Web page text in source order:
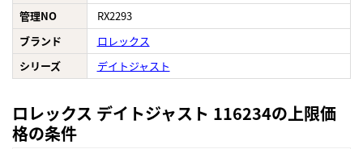
管理NO
RX2293
ブランド
ロレックス
シリーズ
デイトジャスト
ロレックス デイトジャスト 116234の上限価
格の条件